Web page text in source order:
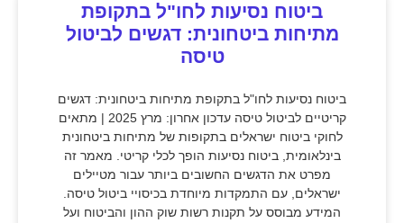
ביטוח נסיעות לחו"ל בתקופת
מתיחות ביטחונית: דגשים לביטול
טיסה
ביטוח נסיעות לחו"ל בתקופת מתיחות ביטחונית: דגשים
קריטיים לביטול טיסה עדכון אחרון: מרץ 2025 | מתאים
לחוקי ביטוח ישראלים בתקופות של מתיחות ביטחונית
בינלאומית, ביטוח נסיעות הופך לכלי קריטי. מאמר זה
מפרט את הדגשים החשובים ביותר עבור מטיילים
ישראלים, עם התמקדות מיוחדת בכיסויי ביטול טיסה.
המידע מבוסס על תקנות רשות שוק ההון והביטוח ועל